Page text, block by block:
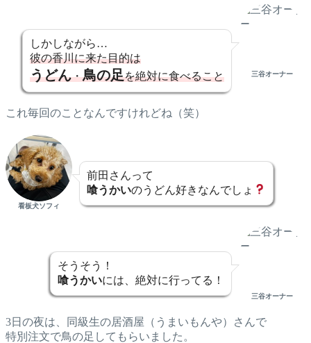
しかしながら…
彼の香川に来た目的は
うどん・鳥の足を絶対に食べること 三谷オーナー
これ毎回のことなんですけれどね（笑）
看板犬ソフィ
前田さんって
喰うかいのうどん好きなんでしょ
そうそう！
喰うかいには、絶対に行ってる！
三谷オーナー
3日の夜は、同級生の居酒屋（うまいもんや）さんで
特別注文で鳥の足してもらいました。